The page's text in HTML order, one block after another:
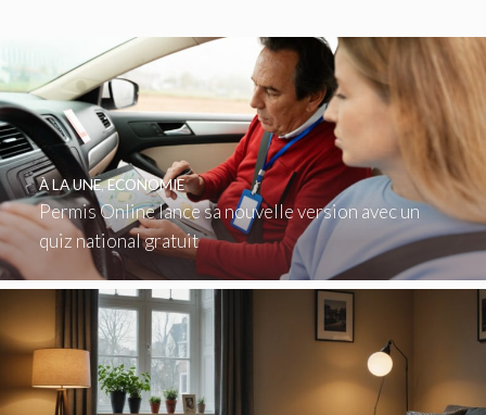
Permis Online lance sa nouvelle version avec un
quiz national gratuit
À LA UNE,ECONOMIE